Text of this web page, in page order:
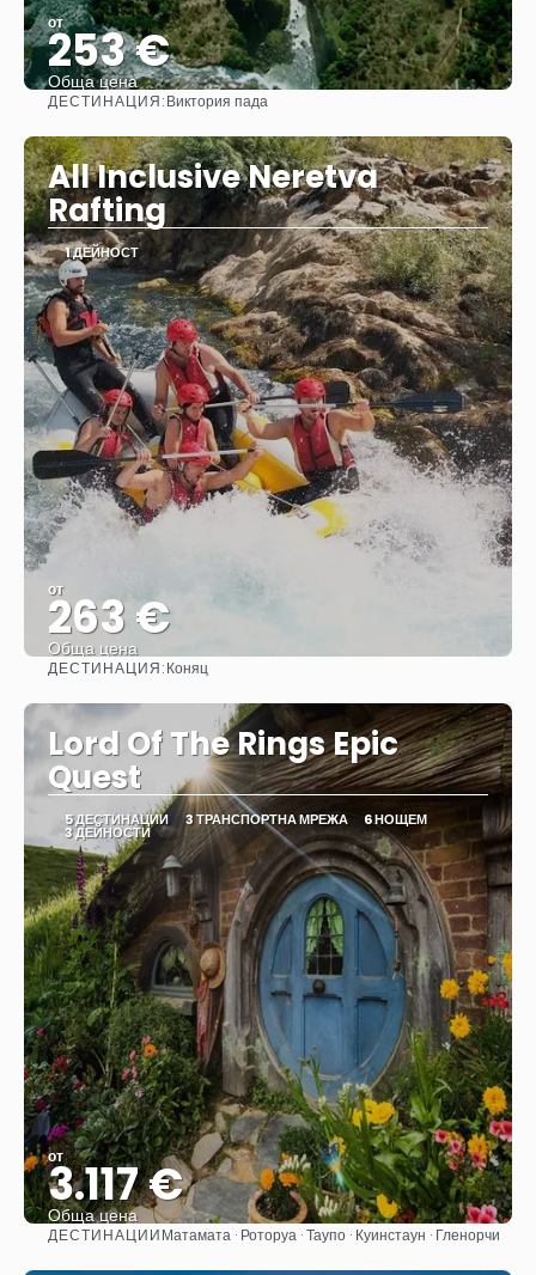
от
253 €
Обща цена
Вижте
ДЕСТИНАЦИЯ:Виктория пада
All Inclusive Neretva
Rafting
1 ДЕЙНОСТ
от
263 €
Обща цена
ДЕСТИНАЦИЯ:Коняц
Lord Of The Rings Epic
Quest
5 ДЕСТИНАЦИИ 3 ТРАНСПОРТНА МРЕЖА 6 НОЩЕМ
3 ДЕЙНОСТИ
от
3.117 €
Обща цена
Вижте
ДЕСТИНАЦИИМатамата · Роторуа · Таупо · Куинстаун · Гленорчи